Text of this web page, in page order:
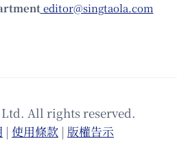
editor@singtaola.com
Ltd. All rights reserved.
| 使⽤條款 | 版權告⽰